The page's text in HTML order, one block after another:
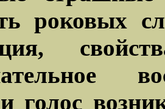
роковых
голос